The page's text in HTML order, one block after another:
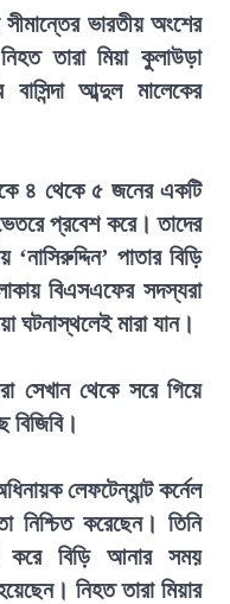
ভারতীয় অংশের
তারা মিয়া কুলাউড়া
আব্দুল মালেকের
৪ থেকে ৫ জনের একটি
প্রবেশ করে। তাদের
পাতার বিড়ি
বিএসএফের সদস্যরা
ঘটনাস্থলেই মারা যান।
সেখান থেকে সরে গিয়ে
বিজিবি।
লেফটেন্যান্ট কর্নেল
নিশ্চিত করেছেন। তিনি
করে বিড়ি আনার সময়
নিহত তারা মিয়ার